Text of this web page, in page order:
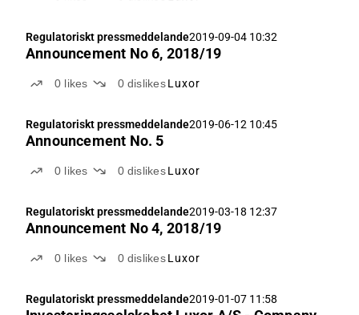
Regulatoriskt pressmeddelande2019-09-04 10:32
Announcement No 6, 2018/19
0 likes 0 dislikes Luxor
Regulatoriskt pressmeddelande2019-06-12 10:45
Announcement No. 5
0 likes 0 dislikes Luxor
Regulatoriskt pressmeddelande2019-03-18 12:37
Announcement No 4, 2018/19
0 likes 0 dislikes Luxor
Regulatoriskt pressmeddelande2019-01-07 11:58